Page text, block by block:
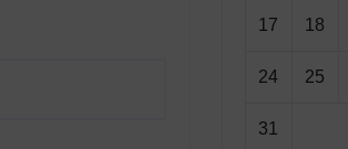
17 18
24 25
31